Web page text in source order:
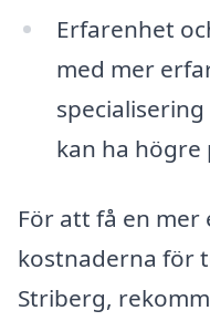
Erfarenhet
med mer
kan ha högre
För att få en
kostnaderna för
Striberg,